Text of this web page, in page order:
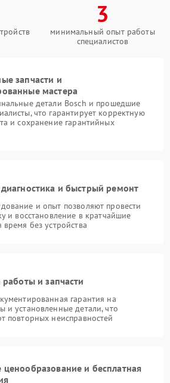
3
минимальный опыт работы
специалистов
запчасти и
мастера
детали Bosch и прошедшие
что гарантирует корректную
и сохранение гарантийных
диагностика и быстрый ремонт
и опыт позволяют провести
и восстановление в кратчайшие
без устройства
работы и запчасти
гарантия на
и установленные детали, что
повторных неисправностей
ценообразование и бесплатная